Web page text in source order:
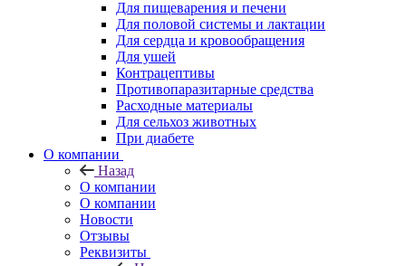
Для пищеварения и печени
Для половой системы и лактации
Для сердца и кровообращения
Для ушей
Контрацептивы
Противопаразитарные средства
Расходные материалы
Для сельхоз животных
При диабете
О компании
Назад
О компании
О компании
Новости
Отзывы
Реквизиты